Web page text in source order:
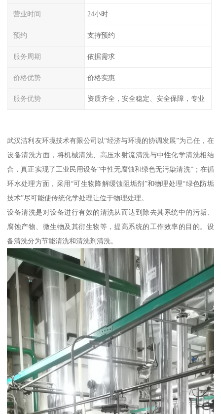
营业时间 24小时
预约 支持预约
服务周期 依据需求
价格优势 价格实惠
服务优势 资质齐全，安全稳定、安全保障，专业
武汉洁利友环境技术有限公司以“经济与环境的协调发展”为己任，在
设备清洗方面，将机械清洗、高压水射流清洗与中性化学清洗相结
合，真正实现了工业民用设备“中性无腐蚀和绿色无污染清洗”；在循
环水处理方面，采用“可生物降解缓蚀阻垢剂”和物理处理“绿色防垢
技术”尽可能使传统化学处理让位于物理处理。
设备清洗是对设备进行有效的清洗从而达到除去其系统中的污垢、
腐蚀产物、微生物及其衍生物等，提高系统的工作效率的目的。设
备清洗分为节能清洗和清洗剂清洗。